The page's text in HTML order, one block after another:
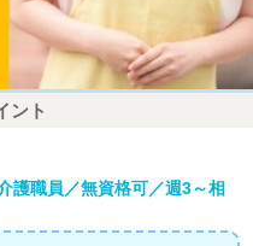
ント
護職員／無資格可／週3～相